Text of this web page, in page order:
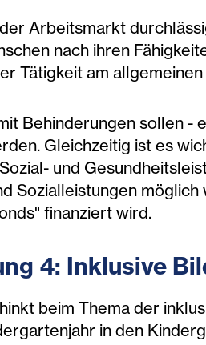
Arbeitsmarkt
nach ihren
Tätigkeit am
Behinderungen sollen -
Gleichzeitig ist es
und
Sozialleistungen
finanziert wird.
4: Inklusive
beim Thema der
in den